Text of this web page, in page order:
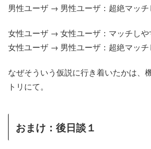
男性ユーザ → 男性ユーザ：超絶マッチ
女性ユーザ → 女性ユーザ：マッチしや
女性ユーザ → 男性ユーザ：超絶マッチ
なぜそういう仮説に行き着いたかは、
トリにて。
おまけ：後日談１